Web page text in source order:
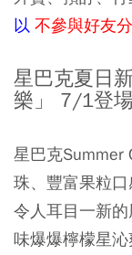
以 不參與好友
星巴克夏日
樂 」 7/1登
星巴克Summer
珠、豐富果粒
令人耳目一新
味爆爆檸檬星